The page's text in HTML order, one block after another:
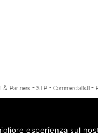
& Partners - STP - Commercialisti -
esperienza sul